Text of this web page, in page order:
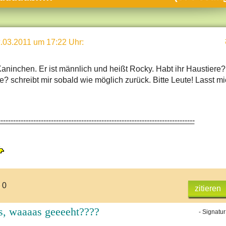
& Natur
& Politik
und Antworten
um 17:22 Uhr:
Er ist männlich und heißt Rocky. Habt ihr Haustiere?
schreibt mir sobald wie möglich zurück. Bitte Leute! Lasst
0 zitieren
-
waaaas geeeeht????